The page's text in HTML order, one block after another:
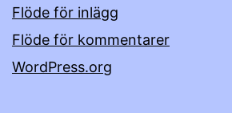
Flöde för inlägg
Flöde för kommentarer
WordPress.org